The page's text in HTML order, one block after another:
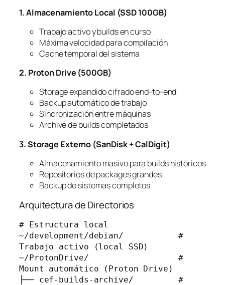
1. Almacenamiento Local (SSD 100GB)
Trabajo activo y builds en curso
Máxima velocidad para compilación
Cache temporal del sistema
2. Proton Drive (500GB)
Storage expandido cifrado end-to-end
Backup automático de trabajo
Sincronización entre máquinas
Archive de builds completados
3. Storage Externo (SanDisk + CalDigit)
Almacenamiento masivo para builds históricos
Repositorios de packages grandes
Backup de sistemas completos
Arquitectura de Directorios
# Estructura local
~/development/debian/           #
Trabajo activo (local SSD)
~/ProtonDrive/                  #
Mount automático (Proton Drive)
├── cef-builds-archive/         #